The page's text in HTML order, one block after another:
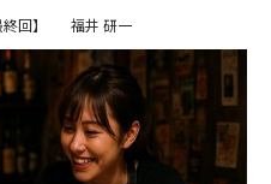
終回】 福井 研一